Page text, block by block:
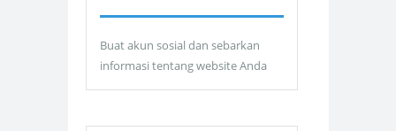
Buat akun sosial dan sebarkan
informasi tentang website Anda